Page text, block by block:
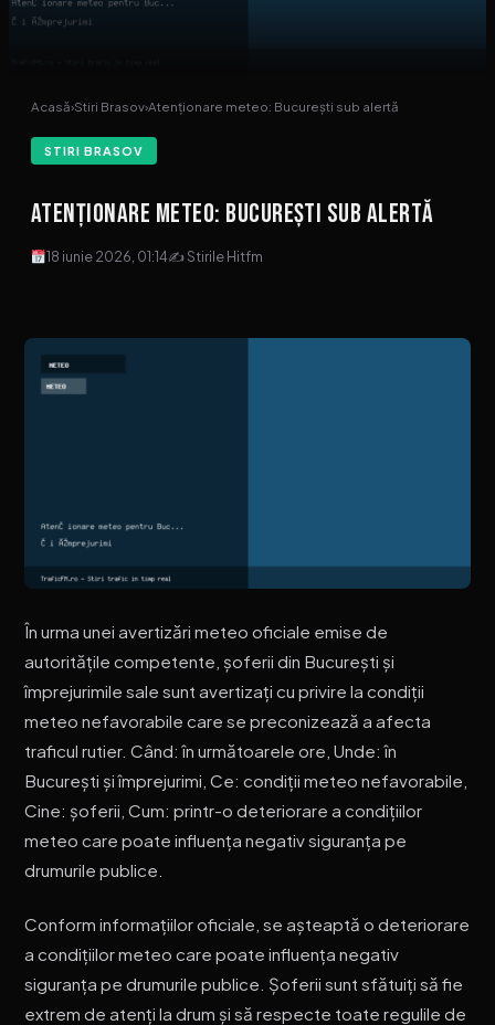
Acasă›Stiri Brasov›Atenționare meteo: București sub alertă
STIRI BRASOV
Atenționare meteo: București sub alertă
18 iunie 2026, 01:14✍ Stirile Hitfm
În urma unei avertizări meteo oficiale emise de
autoritățile competente, șoferii din București și
împrejurimile sale sunt avertizați cu privire la condiții
meteo nefavorabile care se preconizează a afecta
traficul rutier. Când: în următoarele ore, Unde: în
București și împrejurimi, Ce: condiții meteo nefavorabile,
Cine: șoferii, Cum: printr-o deteriorare a condițiilor
meteo care poate influența negativ siguranța pe
drumurile publice.
Conform informațiilor oficiale, se așteaptă o deteriorare
a condițiilor meteo care poate influența negativ
siguranța pe drumurile publice. Șoferii sunt sfătuiți să fie
extrem de atenți la drum și să respecte toate regulile de